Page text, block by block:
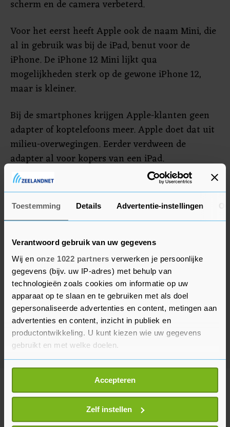
Toestemming Details Advertentie-instellingen
Verantwoord gebruik van uw gegevens
Wij en onze 1022 partners verwerken je persoonlijke
gegevens (bijv. uw IP-adres) met behulp van
technologieën zoals cookies om informatie op uw
apparaat op te slaan en te gebruiken met als doel
gepersonaliseerde advertenties en content, metingen aan
advertenties en content, inzicht in publiek en
productontwikkeling. U kunt kiezen wie uw gegevens
gebruikt en met welke doelen.
Als u het toestaat, willen we ook graag:
Informatie verzamelen over uw geografische
locatie, die tot een paar meter nauwkeurig kan zijn
Uw apparaat identificeren door het actief te
scannen op specifieke eigenschappen (fingerprinting)
Accepteren
Zelf instellen
scherm en de camera verbeterd.
Voor het eerst heeft Apple ook de naam Mini, die
al in gebruik was bij de iPad, benut voor de
iPhone. De iPhone 12 Mini lijkt qua
mogelijkheden sterk op de gewone iPhone 12,
maar is kleiner.
Bij de smartphones krijgen Apple-klanten geen
adapter of koptelefoons meer. Apple doet dat uit
milieu-overwegingen. Eerder verdween de
adapter al voor kopers van een iPad.
Meer uit Buitenland
Doden en gewonden bij